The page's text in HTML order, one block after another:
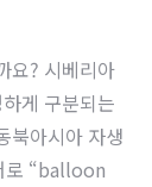
요? 시베리아
게 구분되는
북아시아 자생
로 “balloon